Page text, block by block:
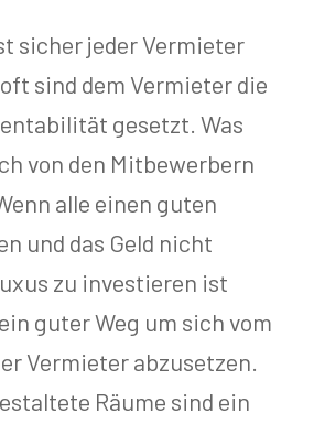
sicher jeder Vermieter
sind dem Vermieter die
gesetzt. Was
von den Mitbewerbern
alle einen guten
und das Geld nicht
zu investieren ist
guter Weg um sich vom
Vermieter abzusetzen.
Räume sind ein